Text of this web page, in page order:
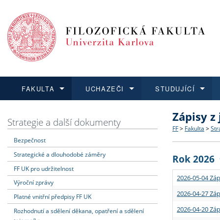
FAKULTA
Dozvědět se více
Struktura
Strategie
Podpora
UCHAZEČI
Podat přihlášku
Co
Učitelské
STUDUJÍCÍ
Dozvědět se více
Rigorózní
Dozvědět se více
O vědě a
Granty a
Dozvědět se více
Aktuální
Strategie a další dokumenty
Bezpečnost
Strategické a dlouhodobé záměry
FF UK pro udržitelnost
Výroční zprávy
Platné vnitřní předpisy FF UK
Rozhodnutí a sdělení děkana, opatření a sdělení
Zápisy
FF > Fakulta >
Rok 2026
2026-05-04
2026-04-27
2026-04-20